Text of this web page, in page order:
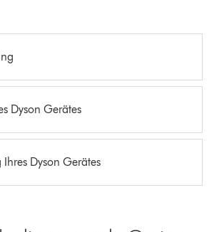
Dyson Gerätes
Dyson Gerätes